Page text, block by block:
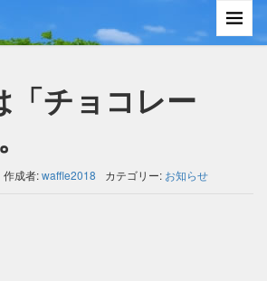
「チョコレー
作成者:waffle2018 カテゴリー: お知らせ